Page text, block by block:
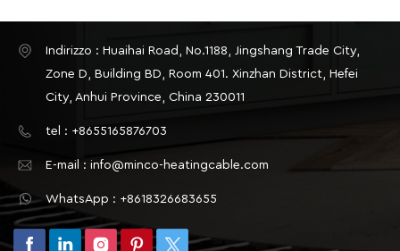
Indirizzo : Huaihai Road, No.1188, Jingshang Trade City,
Zone D, Building BD, Room 401. Xinzhan District, Hefei
City, Anhui Province, China 230011
tel : +8655165876703
E-mail : info@minco-heatingcable.com
WhatsApp : +8618326683655